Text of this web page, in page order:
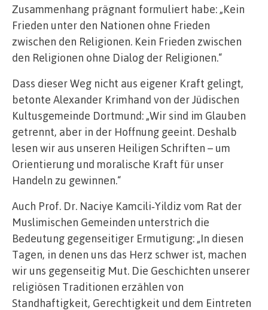
Zusammenhang prägnant formuliert habe: „Kein
Frieden unter den Nationen ohne Frieden
zwischen den Religionen. Kein Frieden zwischen
den Religionen ohne Dialog der Religionen.“
Dass dieser Weg nicht aus eigener Kraft gelingt,
betonte Alexander Krimhand von der Jüdischen
Kultusgemeinde Dortmund: „Wir sind im Glauben
getrennt, aber in der Hoffnung geeint. Deshalb
lesen wir aus unseren Heiligen Schriften – um
Orientierung und moralische Kraft für unser
Handeln zu gewinnen.“
Auch Prof. Dr. Naciye Kamcili‑Yildiz vom Rat der
Muslimischen Gemeinden unterstrich die
Bedeutung gegenseitiger Ermutigung: „In diesen
Tagen, in denen uns das Herz schwer ist, machen
wir uns gegenseitig Mut. Die Geschichten unserer
religiösen Traditionen erzählen von
Standhaftigkeit, Gerechtigkeit und dem Eintreten